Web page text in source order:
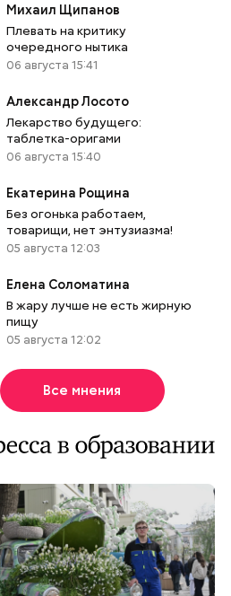
Михаил Щипанов
Плевать на критику
очередного нытика
06 августа 15:41
Александр Лосото
Лекарство будущего:
таблетка-оригами
06 августа 15:40
Екатерина Рощина
Без огонька работаем,
товарищи, нет энтузиазма!
05 августа 12:03
Елена Соломатина
В жару лучше не есть жирную
пищу
05 августа 12:02
Все мнения